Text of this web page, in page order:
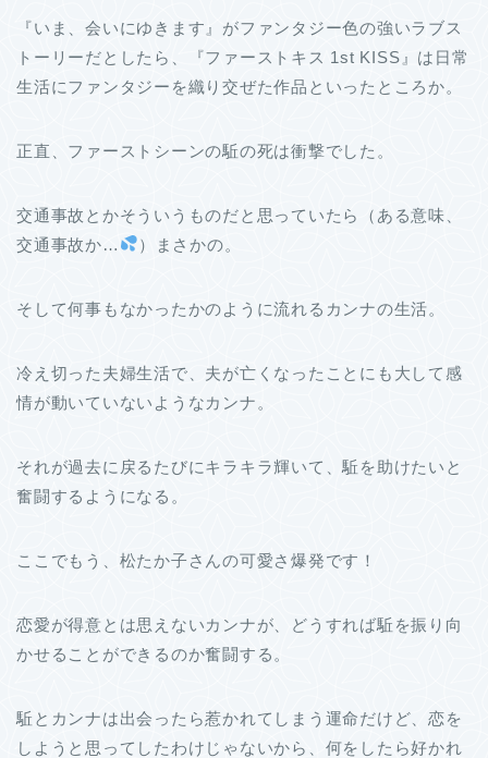
『いま、会いにゆきます』がファンタジー色の強いラブス
トーリーだとしたら、『ファーストキス 1st KISS』は日常
生活にファンタジーを織り交ぜた作品といったところか。
正直、ファーストシーンの駈の死は衝撃でした。
交通事故とかそういうものだと思っていたら（ある意味、
交通事故か…
）まさかの。
そして何事もなかったかのように流れるカンナの生活。
冷え切った夫婦生活で、夫が亡くなったことにも大して感
情が動いていないようなカンナ。
それが過去に戻るたびにキラキラ輝いて、駈を助けたいと
奮闘するようになる。
ここでもう、松たか子さんの可愛さ爆発です！
恋愛が得意とは思えないカンナが、どうすれば駈を振り向
かせることができるのか奮闘する。
駈とカンナは出会ったら惹かれてしまう運命だけど、恋を
しようと思ってしたわけじゃないから、何をしたら好かれ